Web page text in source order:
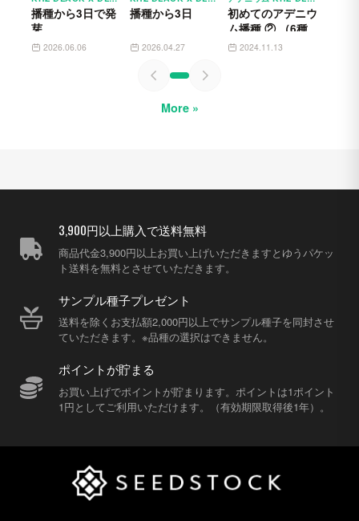
播種から3日で発
芽
2026.06.06
播種から3日
2026.04.27
初めてのアデニウ
ム播種 ② （6種ｘ
6粒のチャレン
2024.11.13
More »
3,900円以上購入で送料無料
商品代金3,900円以上お買い上げいただきますとゆうパケッ
ト送料を無料とさせていただきます。
サンプル種子プレゼント
送料を除くお支払額2,000円以上でサンプル種子を同封させ
ていただきます。※品種の選択はできません。
ポイントが貯まる
お買い上げでポイントが貯まります。ポイントは1ポイント
1円としてご利用いただけます。（有効期限取得後1年）。